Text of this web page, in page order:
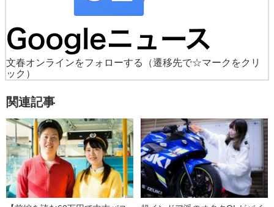
文春オンラインをフォローする
（遷移先で☆マークをクリ
ック）
関連記事